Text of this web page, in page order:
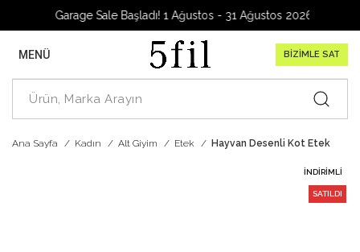
Garage Sale Başladı! 1 Ağustos - 31 Ağustos 2026
MENÜ BİZİMLE SAT
Ana Sayfa Kadın Alt Giyim Etek Hayvan Desenli Kot Etek
İNDIRIMLI
SATILDI